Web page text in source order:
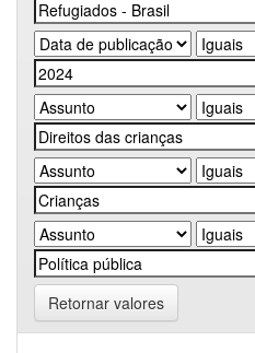
Retornar valores